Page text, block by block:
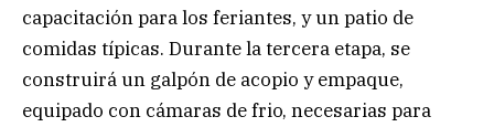
capacitación para los feriantes, y un patio de
comidas típicas. Durante la tercera etapa, se
construirá un galpón de acopio y empaque,
equipado con cámaras de frio, necesarias para